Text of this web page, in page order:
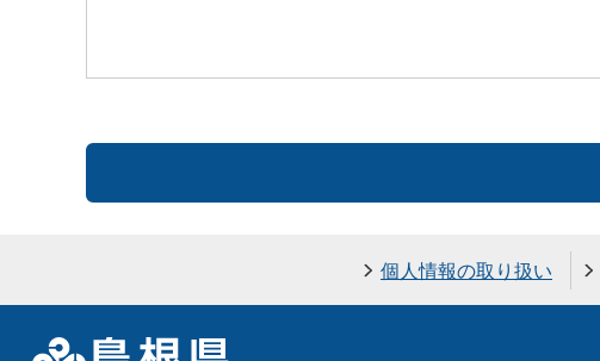
個人情報の取り扱い